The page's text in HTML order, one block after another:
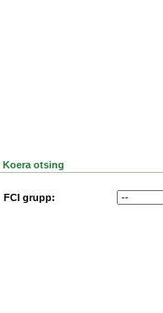
Koera otsing
FCI grupp: